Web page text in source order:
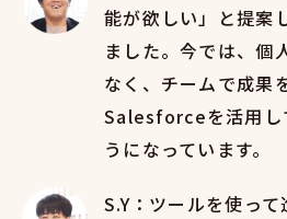
能が欲しい」と提案
ました。今では、個
なく、チームで成果
Salesforceを活用し
うになっています。
S.Y：ツールを使っ